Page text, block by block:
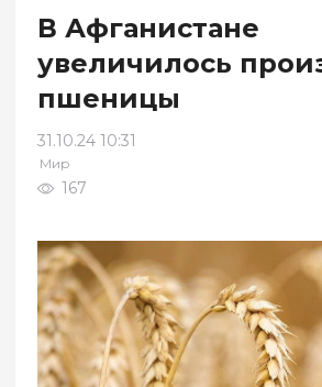
В Афганистане
увеличилось
пшеницы
31.10.24 10:31
Мир
167